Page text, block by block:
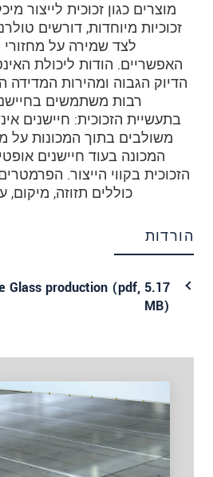
מוצרים כגון זכוכית לייצור
זכוכיות מיוחדות, דורשים
לצד שמירה על מחזורי
האפשריים. הודות ליכולת
הדיוק הגבוה ומהירות
רבות משתמשים
בתעשיית הזכוכית: חיישנים
משולבים בתוך המכונות על
המכונה בעוד חיישנים
הזכוכית בקווי הייצור.
כוללים תזוזה,
הורדות
Glass production (pdf, 5.17
MB)